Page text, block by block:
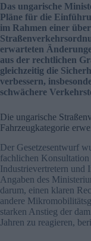
Das ungarische
Pläne für die
im Rahmen einer
erwarteten
aus der rechtlichen
gleichzeitig die
verbessern,
schwächere
Die ungarische
Fahrzeugkategorie
Der Gesetzesentwurf
fachlichen
Industrievertretern und
Angaben des
darum, einen klaren
andere
starken Anstieg der
Jahren zu reagieren,